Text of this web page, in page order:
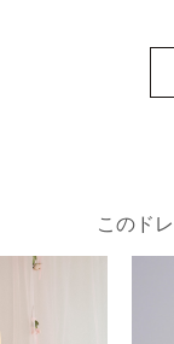
このド